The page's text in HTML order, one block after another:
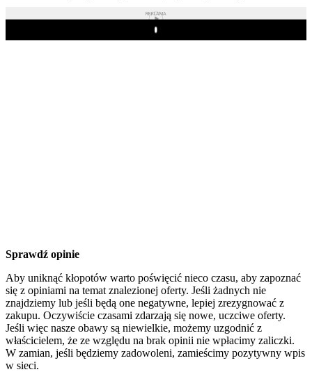
REKLAMA
Play
Sprawdź opinie
Aby uniknąć kłopotów warto poświęcić nieco czasu, aby zapoznać
się z opiniami na temat znalezionej oferty. Jeśli żadnych nie
znajdziemy lub jeśli będą one negatywne, lepiej zrezygnować z
zakupu. Oczywiście czasami zdarzają się nowe, uczciwe oferty.
Jeśli więc nasze obawy są niewielkie, możemy uzgodnić z
właścicielem, że ze względu na brak opinii nie wpłacimy zaliczki.
W zamian, jeśli będziemy zadowoleni, zamieścimy pozytywny wpis
w sieci.